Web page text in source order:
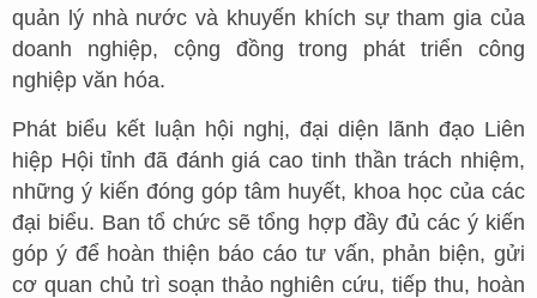
quản lý nhà nước và khuyến khích sự tham gia của
doanh nghiệp, cộng đồng trong phát triển công
nghiệp văn hóa.
Phát biểu kết luận hội nghị, đại diện lãnh đạo Liên
hiệp Hội tỉnh đã đánh giá cao tinh thần trách nhiệm,
những ý kiến đóng góp tâm huyết, khoa học của các
đại biểu. Ban tổ chức sẽ tổng hợp đầy đủ các ý kiến
góp ý để hoàn thiện báo cáo tư vấn, phản biện, gửi
cơ quan chủ trì soạn thảo nghiên cứu, tiếp thu, hoàn